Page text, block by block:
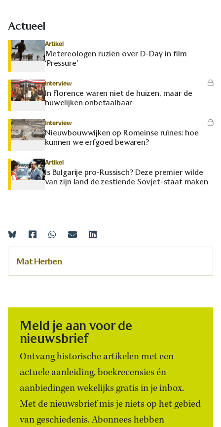
Actueel
Artikel
Metereologen ruziën over D-Day in film
‘Pressure’
Interview
In Florence waren niet de huizen, maar de
huwelijken onbetaalbaar
Interview
Nieuwbouwwijken op Romeinse ruïnes: hoe
kunnen we erfgoed bewaren?
Artikel
Is Bulgarije pro-Russisch? Deze premier wilde
van zijn land de zestiende Sovjet-staat maken
Mat Herben
Meld je aan voor de
nieuwsbrief
Ontvang historische artikelen met een
actuele aanleiding, boekrecensies én
aanbiedingen wekelijks gratis in je inbox.
Met de nieuwsbrief mis je niets op het gebied
van geschiedenis. Abonnees hebben